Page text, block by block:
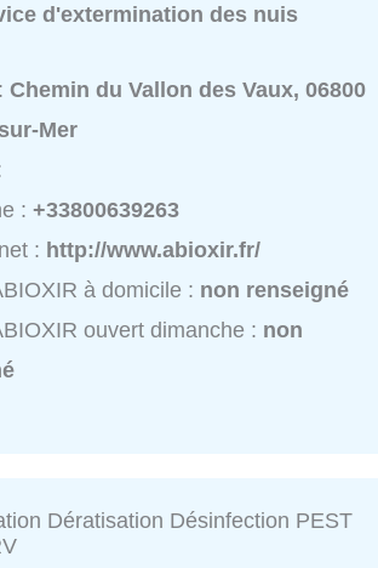
d'extermination des nuis
Chemin du Vallon des Vaux, 06800
Mer
:+33800639263
: http://www.abioxir.fr/
à domicile : non renseigné
ouvert dimanche : non
Dératisation Désinfection PEST